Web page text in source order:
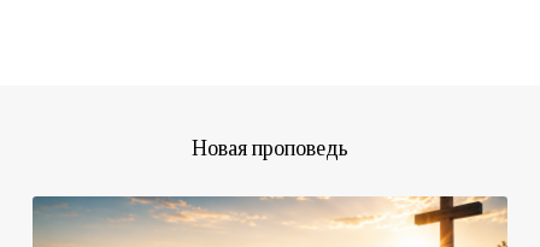
Новая проповедь